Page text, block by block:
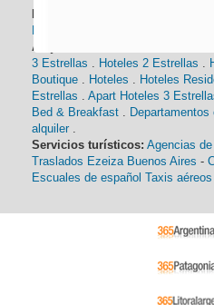
Alojamiento:
3 Estrellas . Hoteles 2 Estrellas .
Boutique . Hoteles . Hoteles
Estrellas . Apart Hoteles 3
Bed & Breakfast . Departamentos
alquiler .
Servicios turísticos: Agencias
Traslados Ezeiza Buenos Aires -
Escuales de español Taxis aéreos